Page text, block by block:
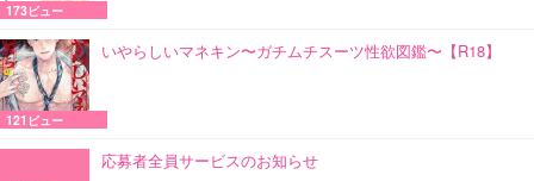
173ビュー
いやらしいマネキン〜ガチムチスーツ性欲図鑑〜【R18】
121ビュー
応募者全員サービスのお知らせ